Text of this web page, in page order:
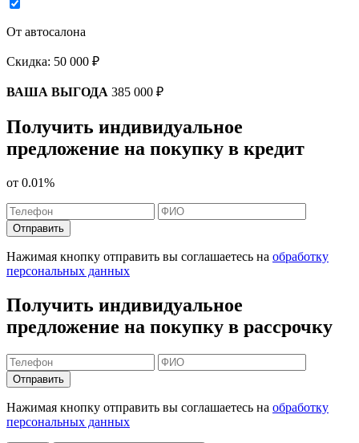
От автосалона
Скидка: 50 000 ₽
ВАША ВЫГОДА 385 000 ₽
Получить индивидуальное
предложение на покупку в кредит
от 0.01%
Отправить
Нажимая кнопку отправить вы соглашаетесь на обработку
персональных данных
Получить индивидуальное
предложение на покупку в рассрочку
Отправить
Нажимая кнопку отправить вы соглашаетесь на обработку
персональных данных